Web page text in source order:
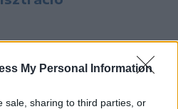
My Personal Information
sale, sharing to third parties, or